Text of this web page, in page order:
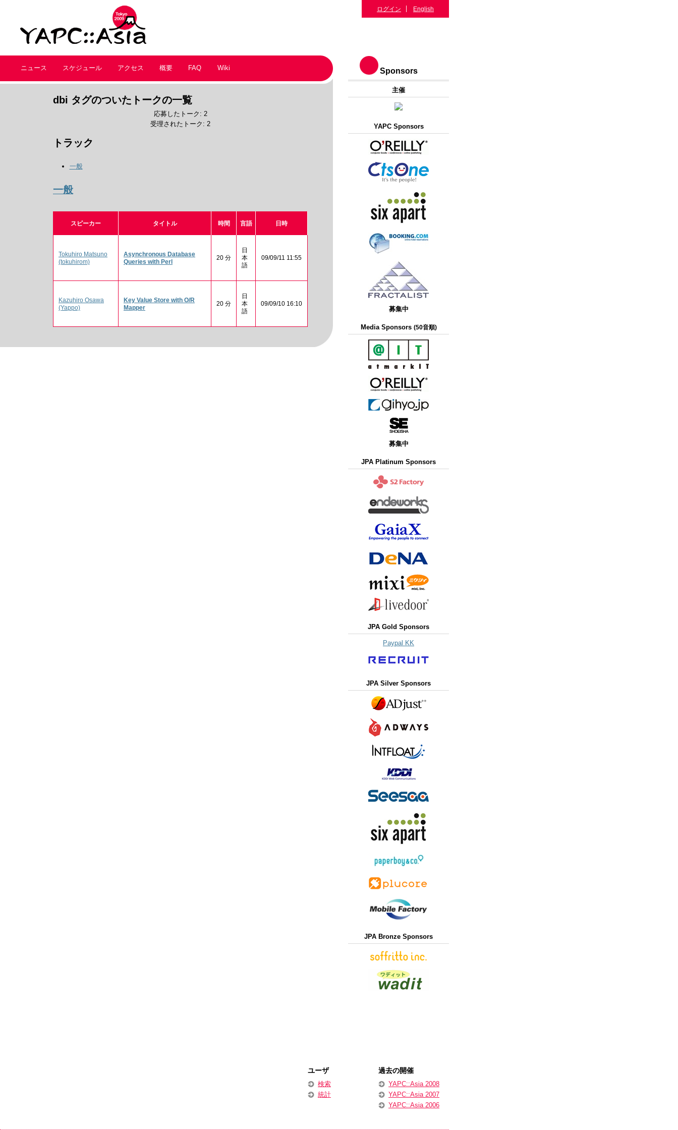
ログイン English
ニュース スケジュール アクセス 概要 FAQ Wiki
dbi タグのついたトークの一覧
応募したトーク: 2
受理されたトーク: 2
トラック
一般
一般
スピーカー タイトル 時間 言語 日時
Tokuhiro Matsuno
(‎tokuhirom‎)
‎Asynchronous Database
Queries with Perl‎
20 分
日
本
語
09/09/11 11:55
Kazuhiro Osawa
(‎Yappo‎)
‎Key Value Store with O/R
Mapper‎
20 分
日
本
語
09/09/10 16:10
Sponsors
主催
YAPC Sponsors
募集中
Media Sponsors (50音順)
募集中
JPA Platinum Sponsors
JPA Gold Sponsors
Paypal KK
JPA Silver Sponsors
JPA Bronze Sponsors
過去の開催
YAPC::Asia 2008
YAPC::Asia 2007
YAPC::Asia 2006
ユーザ
検索
統計